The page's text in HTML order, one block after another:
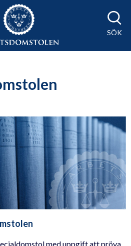
SÖK
med uppgift att pröva